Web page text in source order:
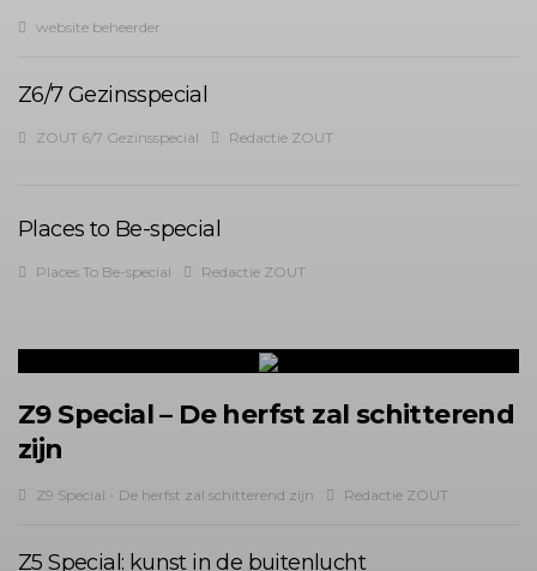
website beheerder
Z6/7 Gezinsspecial
ZOUT 6/7 Gezinsspecial Redactie ZOUT
Places to Be-special
Places To Be-special Redactie ZOUT
Z9 Special – De herfst zal schitterend
zijn
Z9 Special - De herfst zal schitterend zijn Redactie ZOUT
Z5 Special: kunst in de buitenlucht